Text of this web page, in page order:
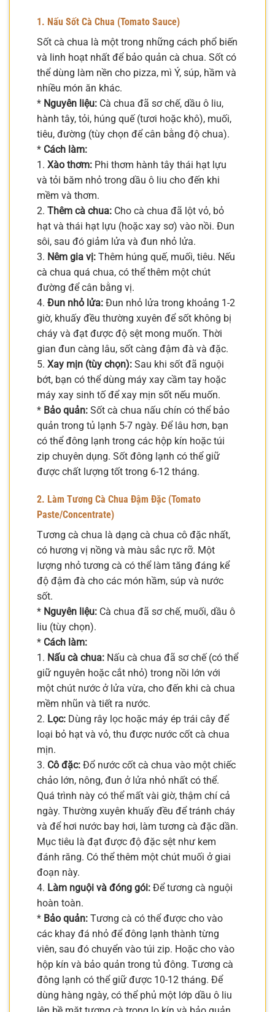
1. Nấu Sốt Cà Chua (Tomato Sauce)
Sốt cà chua là một trong những cách phổ biến
và linh hoạt nhất để bảo quản cà chua. Sốt có
thể dùng làm nền cho pizza, mì Ý, súp, hầm và
nhiều món ăn khác.
* Nguyên liệu: Cà chua đã sơ chế, dầu ô liu,
hành tây, tỏi, húng quế (tươi hoặc khô), muối,
tiêu, đường (tùy chọn để cân bằng độ chua).
* Cách làm:
1. Xào thơm: Phi thơm hành tây thái hạt lựu
và tỏi băm nhỏ trong dầu ô liu cho đến khi
mềm và thơm.
2. Thêm cà chua: Cho cà chua đã lột vỏ, bỏ
hạt và thái hạt lựu (hoặc xay sơ) vào nồi. Đun
sôi, sau đó giảm lửa và đun nhỏ lửa.
3. Nêm gia vị: Thêm húng quế, muối, tiêu. Nếu
cà chua quá chua, có thể thêm một chút
đường để cân bằng vị.
4. Đun nhỏ lửa: Đun nhỏ lửa trong khoảng 1-2
giờ, khuấy đều thường xuyên để sốt không bị
cháy và đạt được độ sệt mong muốn. Thời
gian đun càng lâu, sốt càng đậm đà và đặc.
5. Xay mịn (tùy chọn): Sau khi sốt đã nguội
bớt, bạn có thể dùng máy xay cầm tay hoặc
máy xay sinh tố để xay mịn sốt nếu muốn.
* Bảo quản: Sốt cà chua nấu chín có thể bảo
quản trong tủ lạnh 5-7 ngày. Để lâu hơn, bạn
có thể đông lạnh trong các hộp kín hoặc túi
zip chuyên dụng. Sốt đông lạnh có thể giữ
được chất lượng tốt trong 6-12 tháng.
2. Làm Tương Cà Chua Đậm Đặc (Tomato
Paste/Concentrate)
Tương cà chua là dạng cà chua cô đặc nhất,
có hương vị nồng và màu sắc rực rỡ. Một
lượng nhỏ tương cà có thể làm tăng đáng kể
độ đậm đà cho các món hầm, súp và nước
sốt.
* Nguyên liệu: Cà chua đã sơ chế, muối, dầu ô
liu (tùy chọn).
* Cách làm:
1. Nấu cà chua: Nấu cà chua đã sơ chế (có thể
giữ nguyên hoặc cắt nhỏ) trong nồi lớn với
một chút nước ở lửa vừa, cho đến khi cà chua
mềm nhũn và tiết ra nước.
2. Lọc: Dùng rây lọc hoặc máy ép trái cây để
loại bỏ hạt và vỏ, thu được nước cốt cà chua
mịn.
3. Cô đặc: Đổ nước cốt cà chua vào một chiếc
chảo lớn, nông, đun ở lửa nhỏ nhất có thể.
Quá trình này có thể mất vài giờ, thậm chí cả
ngày. Thường xuyên khuấy đều để tránh cháy
và để hơi nước bay hơi, làm tương cà đặc dần.
Mục tiêu là đạt được độ đặc sệt như kem
đánh răng. Có thể thêm một chút muối ở giai
đoạn này.
4. Làm nguội và đóng gói: Để tương cà nguội
hoàn toàn.
* Bảo quản: Tương cà có thể được cho vào
các khay đá nhỏ để đông lạnh thành từng
viên, sau đó chuyển vào túi zip. Hoặc cho vào
hộp kín và bảo quản trong tủ đông. Tương cà
đông lạnh có thể giữ được 10-12 tháng. Để
dùng hàng ngày, có thể phủ một lớp dầu ô liu